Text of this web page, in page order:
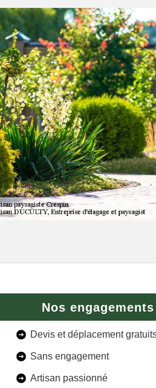
Nos engagements
Devis et déplacement
Sans engagement
Artisan passionné